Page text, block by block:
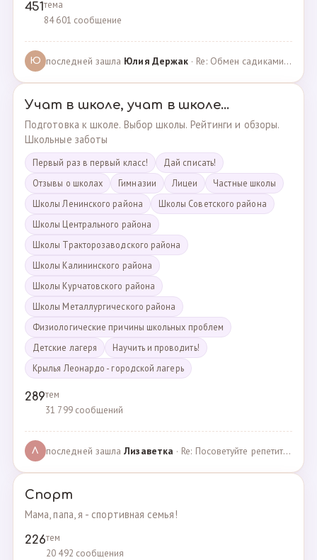
451тема
84 601 сообщение
Ю последней зашла Юлия Держак · Re: Обмен садиками, продажа путевок · 25.01.2023
Учат в школе, учат в школе...
Подготовка к школе. Выбор школы. Рейтинги и обзоры.
Школьные заботы
Первый раз в первый класс!
Дай списать!
Отзывы о школах
Гимназии Лицеи
Частные школы
Школы Ленинского района
Школы Советского района
Школы Центрального района
Школы Тракторозаводского района
Школы Калининского района
Школы Курчатовского района
Школы Металлургического района
Физиологические причины школьных проблем
Детские лагеря
Научить и проводить!
Крылья Леонардо - городской лагерь
289тем
31 799 сообщений
Л последней зашлаЛизаветка · Re: Посоветуйте репетитора по английскому · 27.11.2024
Спорт
Мама, папа, я - спортивная семья!
226тем
20 492 сообщения